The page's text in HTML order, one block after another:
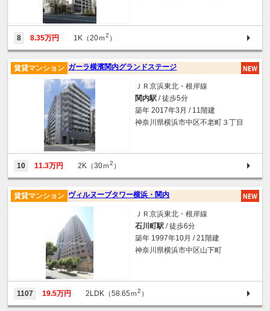
8 8.35万円 1K（20ｍ2 ）
ガーラ横濱関内グランドステージ
賃貸マンション
ＪＲ京浜東北・根岸線
関内駅 / 徒歩5分
築年 2017年3月 / 11階建
神奈川県横浜市中区不老町３丁目
10 11.3万円 2K（30ｍ2 ）
ヴィルヌーブタワー横浜・関内
賃貸マンション
ＪＲ京浜東北・根岸線
石川町駅 / 徒歩6分
築年 1997年10月 / 21階建
神奈川県横浜市中区山下町
1107 19.5万円 2LDK（58.65ｍ2 ）